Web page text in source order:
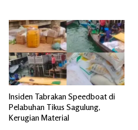
Insiden Tabrakan Speedboat di
Pelabuhan Tikus Sagulung,
Kerugian Material